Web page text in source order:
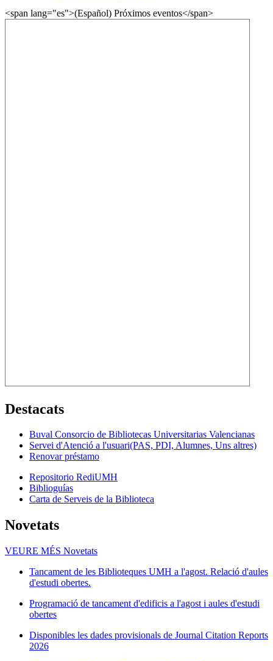
<span lang="es">(Español) Próximos eventos</span>
Destacats
Buval Consorcio de Bibliotecas Universitarias Valencianas
Servei d'Atenció a l'usuari(PAS, PDI, Alumnes, Uns altres)
Renovar préstamo
Repositorio RediUMH
Biblioguías
Carta de Serveis de la Biblioteca
Novetats
VEURE MÉS Novetats
Tancament de les Biblioteques UMH a l'agost. Relació d'aules
d'estudi obertes.
Programació de tancament d'edificis a l'agost i aules d'estudi
obertes
Disponibles les dades provisionals de Journal Citation Reports
2026